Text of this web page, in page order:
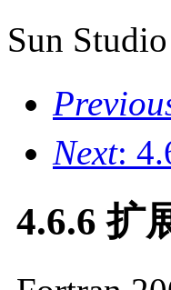
Sun
Next:
4.6.6 扩